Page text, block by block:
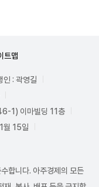
트맵
인 : 곽영길
1) 이마빌딩 11층
월 15일
합니다. 아주경제의 모든